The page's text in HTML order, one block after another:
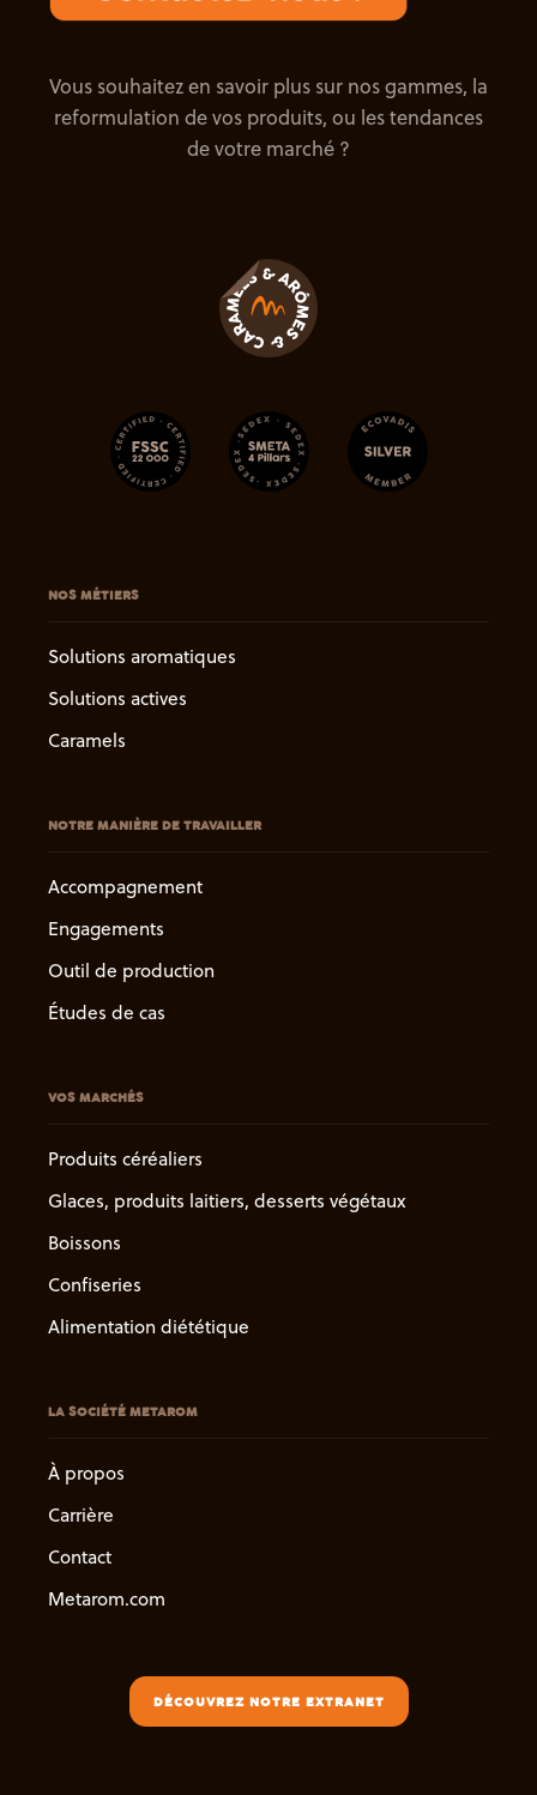
Vous souhaitez en savoir plus sur nos gammes, la
reformulation de vos produits, ou les tendances
de votre marché ?
NOS MÉTIERS
Solutions aromatiques
Solutions actives
Caramels
NOTRE MANIÈRE DE TRAVAILLER
Accompagnement
Engagements
Outil de production
Études de cas
VOS MARCHÉS
Produits céréaliers
Glaces, produits laitiers, desserts végétaux
Boissons
Confiseries
Alimentation diététique
LA SOCIÉTÉ METAROM
À propos
Carrière
Contact
Metarom.com
DÉCOUVREZ NOTRE EXTRANET